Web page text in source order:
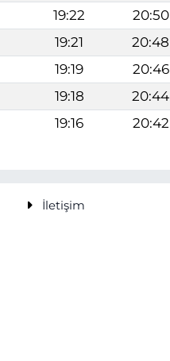
19:22
20:50
19:21
20:48
19:19
20:46
19:18
20:44
19:16 20:42
İletişim